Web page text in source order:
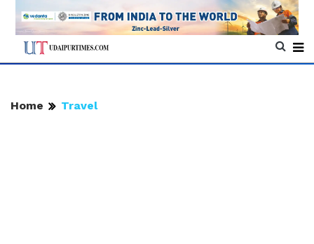
Home Travel